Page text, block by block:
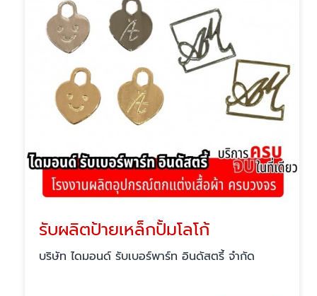
รับผลิตป้ายเหล็กปั้มโลโก้
บริษัท ไดมอนด์ รับเบอร์พาร์ท อินดัสตรี้ จำกัด